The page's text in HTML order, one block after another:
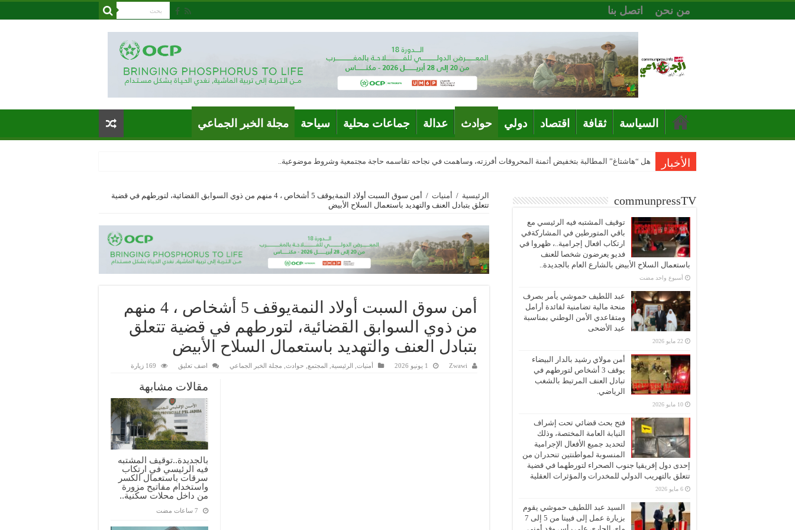
من نحن اتصل بنا
السياسة ثقافة اقتصاد دولي حوادث عدالة جماعات محلية سياحة مجلة الخبر الجماعي
الأخبار هل “هاشتاغ” المطالبة بتخفيض أثمنة المحروقات أفرزته، وساهمت في نجاحه تقاسمه حاجة مجتمعية وشروط موضوعية..
الرئيسية / أمنيات /
أمن سوق السبت أولاد النمةيوقف 5 أشخاص ، 4 منهم من ذوي السوابق القضائية، لتورطهم في قضية
تتعلق بتبادل العنف والتهديد باستعمال السلاح الأبيض
أمن سوق السبت أولاد النمةيوقف 5 أشخاص ، 4 منهم
من ذوي السوابق القضائية، لتورطهم في قضية تتعلق
بتبادل العنف والتهديد باستعمال السلاح الأبيض
Zwawi 1 يونيو 2026 أمنيات الرئيسية المجتمع حوادث مجلة الخبر الجماعي اضف تعليق 169 زيارة
مقالات مشابهة
بالجديدة..توقيف المشتبه
فيه الرئيسي في ارتكاب
سرقات باستعمال الكسر
واستخدام مفاتيح مزورة
من داخل محلات سكنية..
communpressTV
توقيف المشتبه فيه الرئيسي مع
باقي المتورطين في المشاركةفي
ارتكاب افعال إجرامية..، ظهروا في
فديو يعرضون شخصا للعنف
باستعمال السلاح الأبيض بالشارع العام بالجديدة..
‏أسبوع واحد مضت
عبد اللطيف حموشي يأمر بصرف
منحة مالية تضامنية لفائدة أرامل
ومتقاعدي الأمن الوطني بمناسبة
عيد الأضحى
22 مايو 2026
أمن مولاي رشيد بالدار البيضاء
يوقف 3 أشخاص لتورطهم في
تبادل العنف المرتبط بالشغب
الرياضي.
10 مايو 2026
فتح بحث قضائي تحت إشراف
النيابة العامة المختصة، وذلك
لتحديد جميع الأفعال الإجرامية
المنسوبة لمواطنتين تنحدران من
إحدى دول إفريقيا جنوب الصحراء لتورطهما في قضية
تتعلق بالتهريب الدولي للمخدرات والمؤثرات العقلية
6 مايو 2026
السيد عبد اللطيف حموشي يقوم
بزيارة عمل إلى فيينا من 5 إلى 7